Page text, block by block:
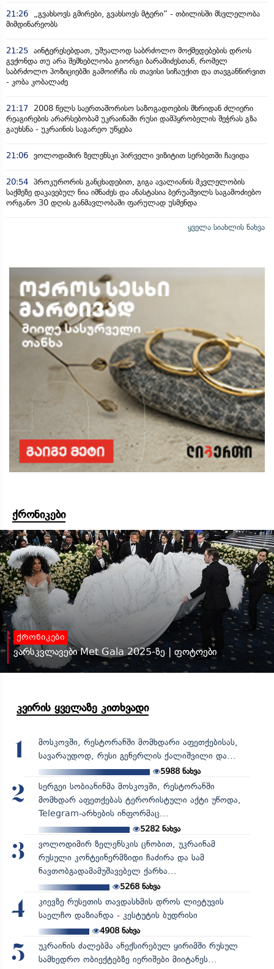
21:26
„გვახსოვს გმირები, გვახსოვს მტერი” - თბილისში მსვლელობა
მიმდინარეობს
21:25 აინტერესებდათ, უშუალოდ საბრძოლო მოქმედებების დროს
გვქონდა თუ არა შემხებლობა გიორგი ბარამიძესთან, რომელ
საბრძოლო პოზიციებში გამოირჩა ის თავისი სიჩაუქით და თავგანწირვით
- კობა კობალაძე
21:17
2008 წელს საერთაშორისო საზოგადოების მხრიდან ძლიერი
რეაგირების არარსებობამ უკრაინაში რუსი დამპყრობელის შეჭრას გზა
გაუხსნა - უკრაინის საგარეო უწყება
21:06 ვოლოდიმირ ზელენსკი პირველი ვიზიტით სერბეთში ჩავიდა
20:54 პროკურორის განცხადებით, გიგა ავალიანის მკვლელობის
საქმეზე დაკავებულ ნია იმნაძეს და ანასტასია ბერუაშვილს საგამოძიებო
ორგანო 30 დღის განმავლობაში ფარულად უსმენდა
ყველა სიახლის ნახვა
ქრონიკები
ქრონიკები
ვარსკვლავები Met Gala 2025-ზე | ფოტოები
კვირის ყველაზე კითხვადი
1
მოსკოვში, რესტორანში მომხდარი აფეთქებისას,
სავარაუდოდ, რუსი გენერლის ქალიშვილი და...
5988 ნახვა
2
სერგეი სობიანინმა მოსკოვში, რესტორანში
მომხდარ აფეთქებას ტერორისტული აქტი უწოდა,
Telegram-არხების ინფორმაც...
5282ნახვა
3
ვოლოდიმირ ზელენსკის ცნობით, უკრაინამ
რუსული კონტეინერმზიდი ჩაძირა და სამ
ნავთობგადამამუშავებელ ქარხა...
5268ნახვა
4
კიევზე რუსეთის თავდასხმის დროს ლიეტუვის
საელჩო დაზიანდა - კესტუტის ბუდრისი
4908ნახვა
5
უკრაინის ძალებმა ანექსირებულ ყირიმში რუსულ
სამხედრო ობიექტებზე იერიშები მიიტანეს...